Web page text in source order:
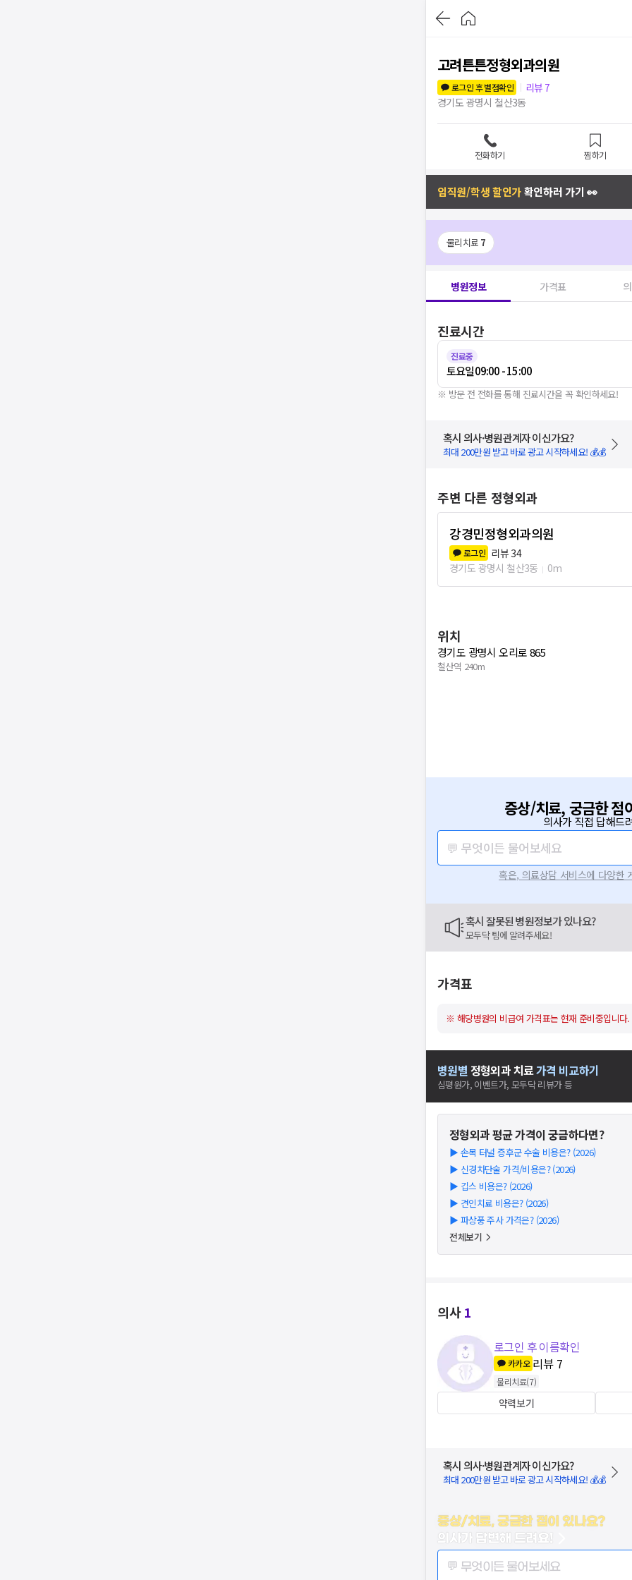
고려튼튼정형외과의원
로그인 후 별점확인
리뷰 7
경기도 광명시 철산3동
전화하기 찜하기
임직원/학생 할인가확인하러 가기 👀
물리치료 7
병원정보 가격표
진료시간
진료중
토요일09:00 - 15:00
※ 방문 전 전화를 통해 진료시간을 꼭 확인하세요!
혹시 의사·병원관계자 이신가요?
최대 200만원 받고 바로 광고 시작하세요! 💰💰
주변 다른 정형외과
강경민정형외과의원
로그인 리뷰 34
경기도 광명시 철산3동
0m
위치
경기도 광명시 오리로 865
철산역 240m
증상/치료, 궁금한 점
의사가 직접 답해드
💬 무엇이든 물어보세요
혹은, 의료상담 서비스에 다양한
혹시 잘못된 병원정보가 있나요?
모두닥 팀에 알려주세요!
가격표
※ 해당병원의 비급여 가격표는 현재 준비중입니다.
병원별 정형외과치료가격 비교하기
심평원가, 이벤트가, 모두닥 리뷰가 등
정형외과평균 가격이 궁금하다면?
▶ 손목 터널 증후군 수술 비용은? (2026)
▶ 신경차단술 가격/비용은? (2026)
▶ 깁스 비용은? (2026)
▶ 견인치료 비용은? (2026)
▶ 파상풍 주사 가격은? (2026)
전체보기
의사1
로그인 후 이름확인
카카오 리뷰 7
물리치료(7)
약력보기
혹시 의사·병원관계자 이신가요?
최대 200만원 받고 바로 광고 시작하세요! 💰💰
증상/치료, 궁금한 점이 있나요?
의사가 답변해 드려요!
💬 무엇이든 물어보세요